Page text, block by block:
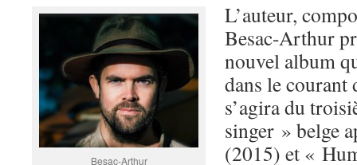
Besac-Arthur
L’auteur,
Besac-Arthur
nouvel album
dans le courant
s’agira du
singer » belge
(2015) et «